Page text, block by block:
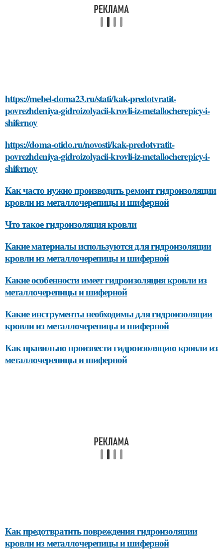
https://mebel-doma23.ru/stati/kak-predotvratit-
povrezhdeniya-gidroizolyacii-krovli-iz-metallocherepicy-i-
shifernoy
https://doma-otido.ru/novosti/kak-predotvratit-
povrezhdeniya-gidroizolyacii-krovli-iz-metallocherepicy-i-
shifernoy
Как часто нужно производить ремонт гидроизоляции
кровли из металлочерепицы и шиферной
Что такое гидроизоляция кровли
Какие материалы используются для гидроизоляции
кровли из металлочерепицы и шиферной
Какие особенности имеет гидроизоляция кровли из
металлочерепицы и шиферной
Какие инструменты необходимы для гидроизоляции
кровли из металлочерепицы и шиферной
Как правильно произвести гидроизоляцию кровли из
металлочерепицы и шиферной
Как предотвратить повреждения гидроизоляции
кровли из металлочерепицы и шиферной